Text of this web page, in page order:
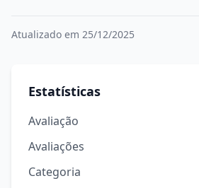
Atualizado em 25/12/2025
Estatísticas
Avaliação
Avaliações
Categoria